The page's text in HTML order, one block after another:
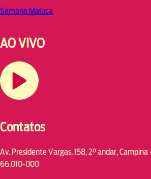
Semana Maluca
AO VIVO
Contatos
Av. Presidente Vargas, 158, 2° andar,
66.010-000